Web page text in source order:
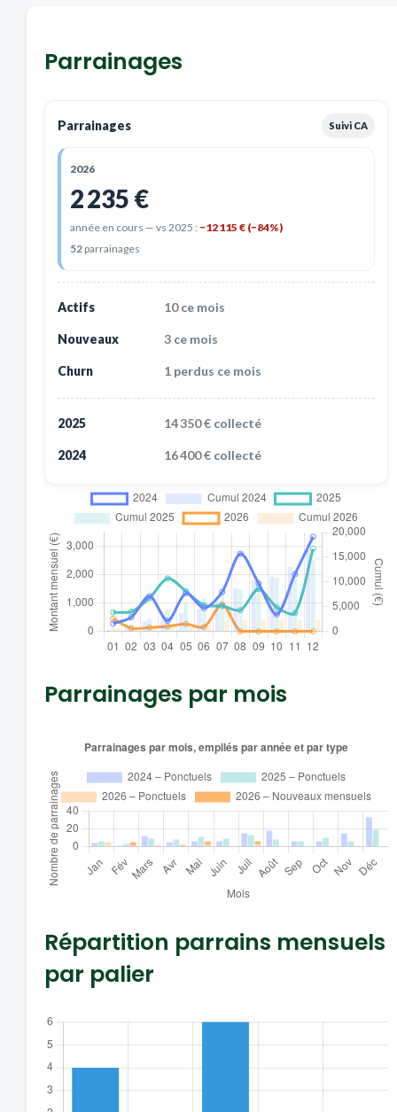
Parrainages
Parrainages Suivi CA
2026
2 235 €
année en cours — vs 2025 : −12 115 € (−84%)
52 parrainages
Actifs 10 ce mois
Nouveaux 3 ce mois
Churn 1 perdus ce mois
2025 14 350 € collecté
2024 16 400 € collecté
Parrainages par mois
Répartition parrains mensuels
par palier